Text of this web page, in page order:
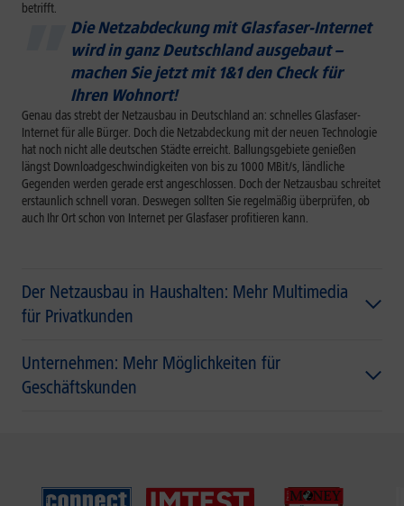
betrifft.
Die Netzabdeckung mit Glasfaser-Internet
wird in ganz Deutschland ausgebaut –
machen Sie jetzt mit 1&1 den Check für
Ihren Wohnort!
Genau das strebt der Netzausbau in Deutschland an: schnelles Glasfaser-
Internet für alle Bürger. Doch die Netzabdeckung mit der neuen Technologie
hat noch nicht alle deutschen Städte erreicht. Ballungsgebiete genießen
längst Downloadgeschwindigkeiten von bis zu 1000 MBit/s, ländliche
Gegenden werden gerade erst angeschlossen. Doch der Netzausbau schreitet
erstaunlich schnell voran. Deswegen sollten Sie regelmäßig überprüfen, ob
auch Ihr Ort schon von Internet per Glasfaser profitieren kann.
Der Netzausbau in Haushalten: Mehr Multimedia
für Privatkunden
Unternehmen: Mehr Möglichkeiten für
Geschäftskunden